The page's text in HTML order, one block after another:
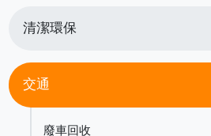
清潔環保
交通
廢車回收